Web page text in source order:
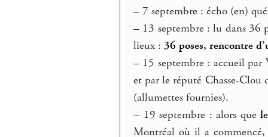
– 7 septembre : écho (en)
– 13 septembre : lu dans 36
lieux :36 poses, rencontre
– 15 septembre : accueil
et par le réputé Chasse-Clou
(allumettes fournies).
– 19 septembre : alors que
Montréal où il a commencé,